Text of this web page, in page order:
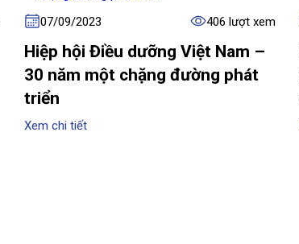
07/09/2023 406 lượt xem
Hiệp hội Điều dưỡng Việt Nam –
30 năm một chặng đường phát
triển
Xem chi tiết